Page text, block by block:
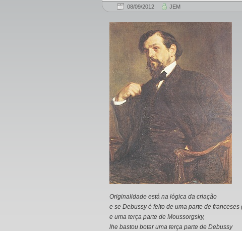
08/09/2012 JEM
Originalidade está na lógica da criação
e se Debussy é feito de uma parte de franceses
e uma terça parte de Moussorgsky,
lhe bastou botar uma terça parte de Debussy